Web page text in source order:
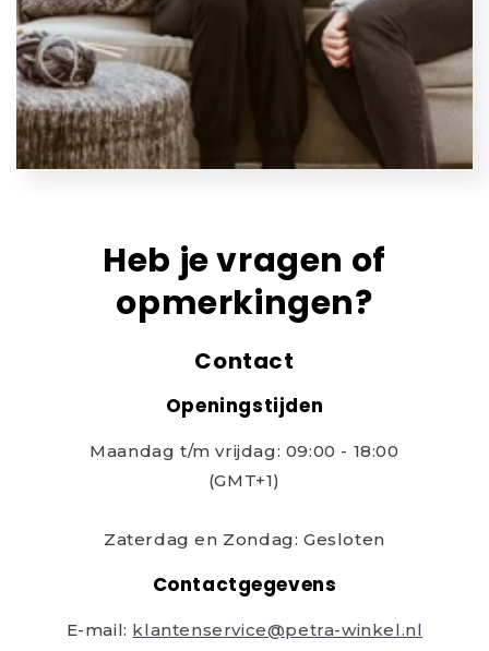
Heb je vragen of
opmerkingen?
Contact
Openingstijden
Maandag t/m vrijdag: 09:00 - 18:00
(GMT+1)
Zaterdag en Zondag: Gesloten
Contactgegevens
E-mail: klantenservice@petra-winkel.nl